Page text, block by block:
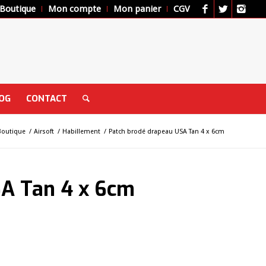
Boutique Mon compte Mon panier CGV
CONTACT
/ Airsoft / Habillement / Patch brodé drapeau USA Tan 4 x 6cm
Tan 4 x 6cm